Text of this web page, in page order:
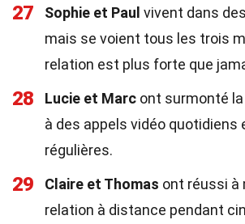
27 Sophie et Paul vivent dans
mais se voient tous les trois
relation est plus forte que
28 Lucie et Marc ont surmonté
à des appels vidéo quotidiens
régulières.
29 Claire et Thomas ont réussi à
relation à distance pendant